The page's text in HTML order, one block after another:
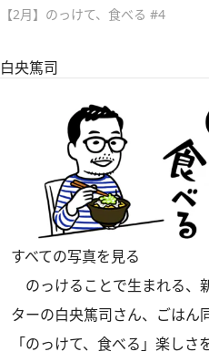
【2月】のっけて、食べる #4
白央篤司
すべての写真を見る
のっけることで生まれる、
ターの白央篤司さん、ごはん
「のっけて、食べる」楽し